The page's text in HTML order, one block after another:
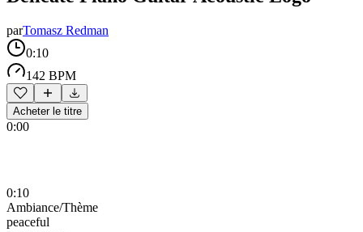
parTomasz Redman
0:10
142 BPM
Acheter le titre
0:00
0:10
Ambiance/Thème
peaceful